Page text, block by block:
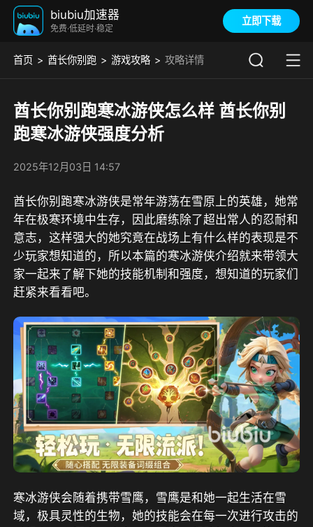
biubiu加速器
免费·低延时·稳定
立即下载
首页 酋长你别跑 游戏攻略 攻略详情
酋长你别跑寒冰游侠怎么样 酋长你别
跑寒冰游侠强度分析
2025年12月03日 14:57
酋长你别跑寒冰游侠是常年游荡在雪原上的英雄，她常
年在极寒环境中生存，因此磨练除了超出常人的忍耐和
意志，这样强大的她究竟在战场上有什么样的表现是不
少玩家想知道的，所以本篇的寒冰游侠介绍就来带领大
家一起来了解下她的技能机制和强度，想知道的玩家们
赶紧来看看吧。
寒冰游侠会随着携带雪鹰，雪鹰是和她一起生活在雪
域，极具灵性的生物，她的技能会在每一次进行攻击的